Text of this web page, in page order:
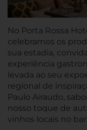
No Porta Rossa
celebramos os
sua estadia,
experiência
levada ao seu
regional de
Paulo Airaudo,
nosso toque de
vinhos locais no bar.